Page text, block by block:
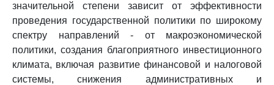
значительной степени зависит от эффективности
проведения государственной политики по широкому
спектру направлений - от макроэкономической
политики, создания благоприятного инвестиционного
климата, включая развитие финансовой и налоговой
системы, снижения административных и